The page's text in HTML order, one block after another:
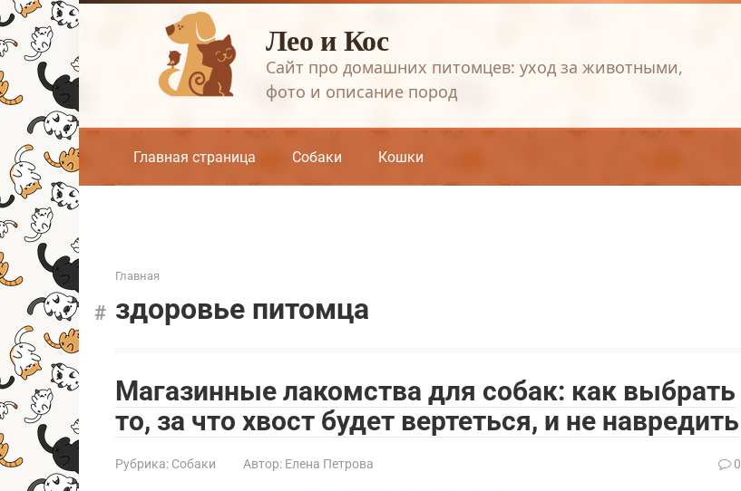
Перейти
к
контенту
Лео и Кос
Сайт про домашних питомцев: уход за животными,
фото и описание пород
Главная страница Собаки Кошки
Главная
здоровье питомца
Магазинные лакомства для собак: как выбрать
то, за что хвост будет вертеться, и не навредить
Рубрика: Собаки Автор: Елена Петрова 0